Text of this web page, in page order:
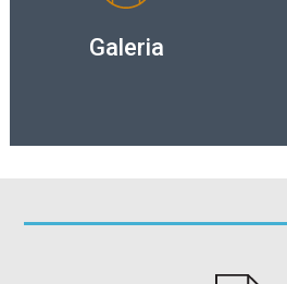
Galeria